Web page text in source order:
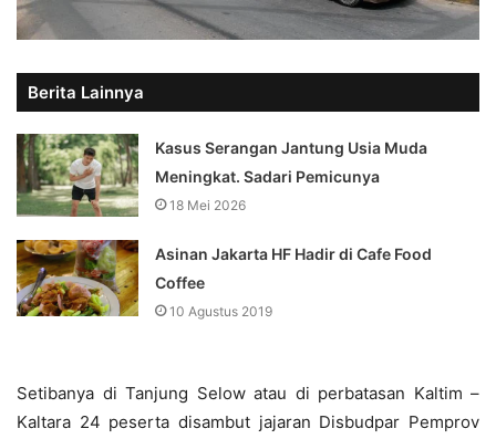
Berita Lainnya
Kasus Serangan Jantung Usia Muda
Meningkat. Sadari Pemicunya
18 Mei 2026
Asinan Jakarta HF Hadir di Cafe Food
Coffee
10 Agustus 2019
Setibanya di Tanjung Selow atau di perbatasan Kaltim –
Kaltara 24 peserta disambut jajaran Disbudpar Pemprov